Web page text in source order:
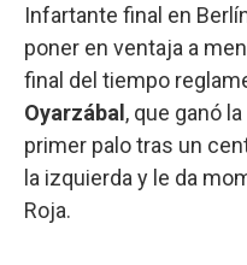
Infartante final en
poner en ventaja a
final del tiempo
Oyarzábal , que ganó
primer palo tras un
la izquierda y le da
Roja.